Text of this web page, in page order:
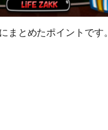
とめたポイントです。